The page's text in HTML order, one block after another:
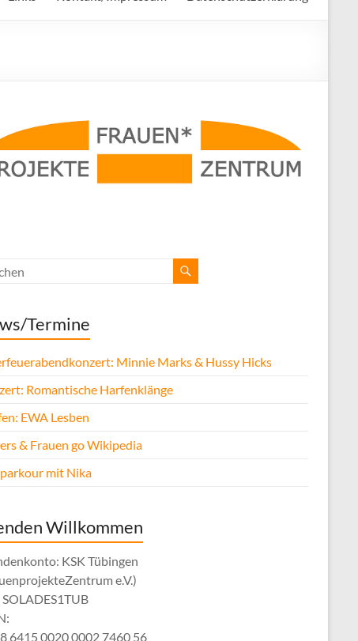
Termine
Minnie Marks & Hussy Hicks
Romantische Harfenklänge
EWA Lesben
& Frauen go Wikipedia
mit Nika
Willkommen
KSK Tübingen
e.V.)
SOLADES1TUB
6415 0020 0002 7460 56